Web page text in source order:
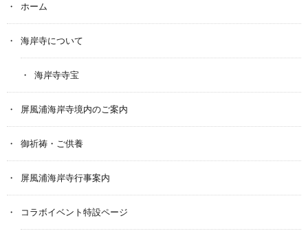
ホーム
海岸寺について
海岸寺寺宝
屏風浦海岸寺境内のご案内
御祈祷・ご供養
屏風浦海岸寺行事案内
コラボイベント特設ページ